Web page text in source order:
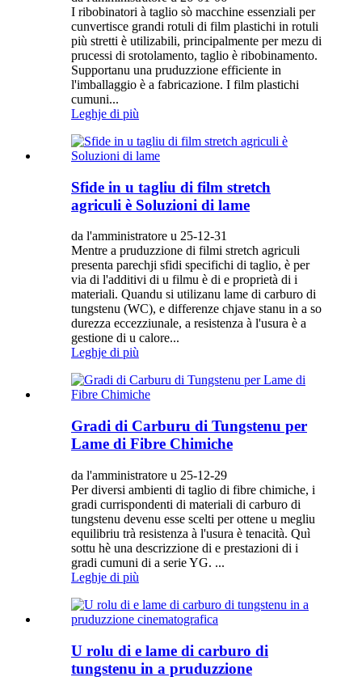
I ribobinatori à taglio sò macchine essenziali per
cunvertisce grandi rotuli di film plastichi in rotuli
più stretti è utilizabili, principalmente per mezu di
prucessi di srotolamento, taglio è ribobinamento.
Supportanu una pruduzzione efficiente in
l'imballaggio è a fabricazione. I film plastichi
cumuni...
Leghje di più
Sfide in u tagliu di film stretch
agriculi è Soluzioni di lame
da l'amministratore u 25-12-31
Mentre a pruduzzione di filmi stretch agriculi
presenta parechji sfidi specifichi di taglio, è per
via di l'additivi di u filmu è di e proprietà di i
materiali. Quandu si utilizanu lame di carburo di
tungstenu (WC), e differenze chjave stanu in a so
durezza eccezziunale, a resistenza à l'usura è a
gestione di u calore...
Leghje di più
Gradi di Carburu di Tungstenu per
Lame di Fibre Chimiche
da l'amministratore u 25-12-29
Per diversi ambienti di taglio di fibre chimiche, i
gradi currispondenti di materiali di carburo di
tungstenu devenu esse scelti per ottene u megliu
equilibriu trà resistenza à l'usura è tenacità. Quì
sottu hè una descrizzione di e prestazioni di i
gradi cumuni di a serie YG. ...
Leghje di più
U rolu di e lame di carburo di
tungstenu in a pruduzzione